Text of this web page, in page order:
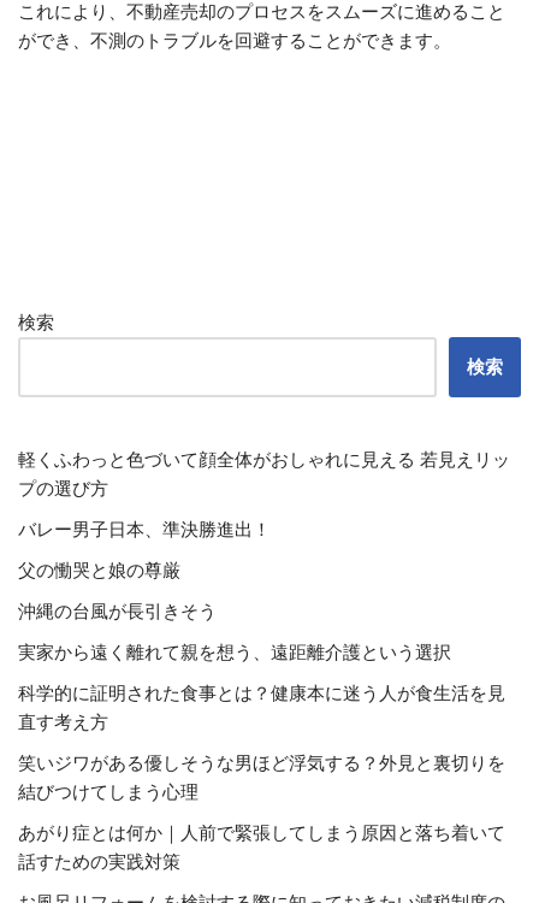
これにより、不動産売却のプロセスをスムーズに進めること
ができ、不測のトラブルを回避することができます。
検索
検索
軽くふわっと色づいて顔全体がおしゃれに見える 若見えリッ
プの選び方
バレー男子日本、準決勝進出！
父の慟哭と娘の尊厳
沖縄の台風が長引きそう
実家から遠く離れて親を想う、遠距離介護という選択
科学的に証明された食事とは？健康本に迷う人が食生活を見
直す考え方
笑いジワがある優しそうな男ほど浮気する？外見と裏切りを
結びつけてしまう心理
あがり症とは何か｜人前で緊張してしまう原因と落ち着いて
話すための実践対策